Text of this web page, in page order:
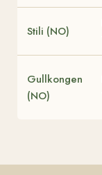
Stili (NO)
Gullkongen
(NO)